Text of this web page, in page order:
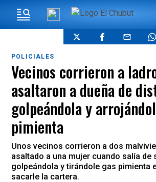
POLICIALES
Vecinos corrieron a
asaltaron a dueña de
golpeándola y
pimienta
Unos vecinos corrieron a dos
asaltado a una mujer cuando salía de
golpeándola y tirándole gas pimienta
sacarle la cartera.